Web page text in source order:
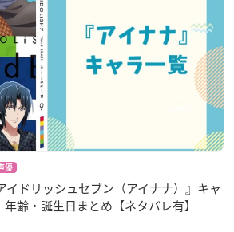
日（月）～2026年5月11日（日）
優
イドリッシュセブン（アイナナ）』キャ
齢・誕生日まとめ【ネタバレ有】